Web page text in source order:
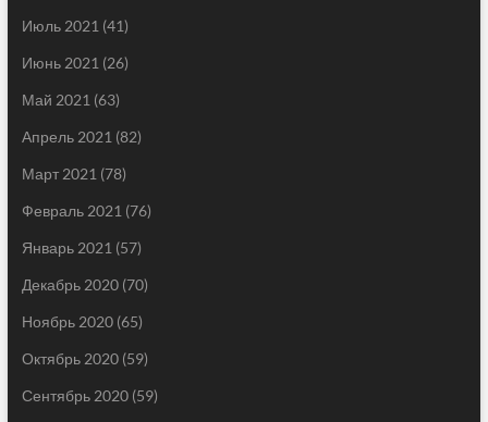
Июль 2021 (41)
Июнь 2021 (26)
Май 2021 (63)
Апрель 2021 (82)
Март 2021 (78)
Февраль 2021 (76)
Январь 2021 (57)
Декабрь 2020(70)
Ноябрь 2020(65)
Октябрь 2020(59)
Сентябрь 2020(59)